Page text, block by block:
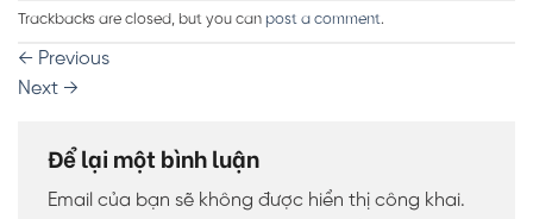
Trackbacks are closed, but you can post a comment.
← Previous
Next →
Để lại một bình luận
Email của bạn sẽ không được hiển thị công khai.